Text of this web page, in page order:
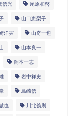
信光 尾原和啓
山口恵梨子
洋実 山嵜一也
山本良一
岡本一志
岩中祥史
島崎信
也 川北義則